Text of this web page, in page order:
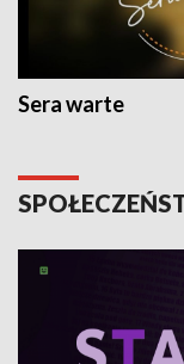
Sera warte